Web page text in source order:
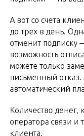
А вот со счета
до трех в день.
отменит подписку
возможность
можете только
письменный отказ.
автоматический
Количество денег,
оператора связи и
клиента.